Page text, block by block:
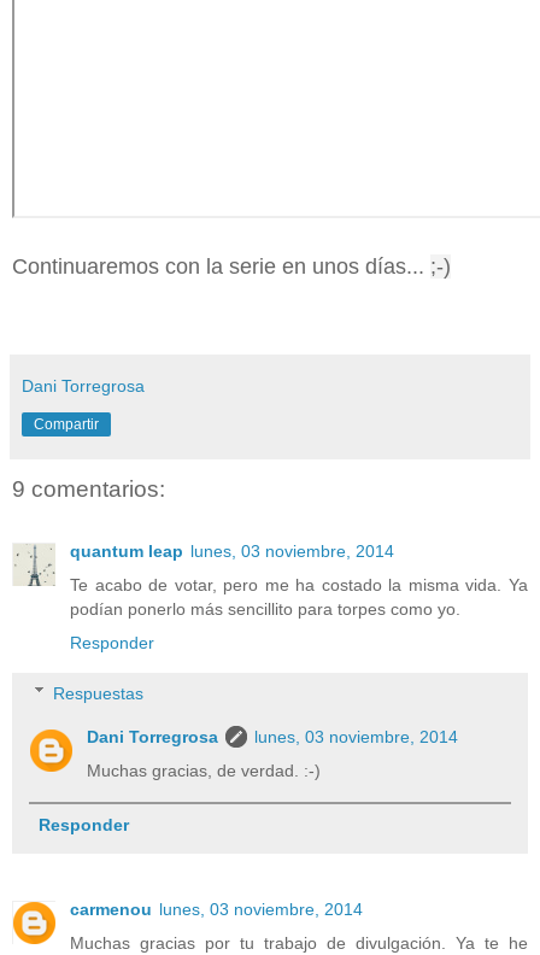
Continuaremos con la serie en unos días... ;-)
Dani Torregrosa
Compartir
9 comentarios:
quantum leap lunes, 03 noviembre, 2014
Te acabo de votar, pero me ha costado la misma vida. Ya
podían ponerlo más sencillito para torpes como yo.
Responder
Respuestas
Dani Torregrosa
lunes, 03 noviembre, 2014
Muchas gracias, de verdad. :-)
Responder
carmenou lunes, 03 noviembre, 2014
Muchas gracias por tu trabajo de divulgación. Ya te he